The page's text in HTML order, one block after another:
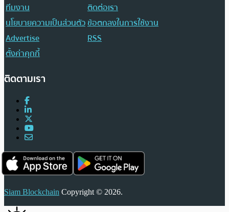
ทีมงาน
ติดต่อเรา
นโยบายความเป็นส่วนตัวข้อตกลงในการใช้งาน
Advertise
RSS
ตั้งค่าคุกกี้
ติดตามเรา
Siam Blockchain Copyright © 2026.